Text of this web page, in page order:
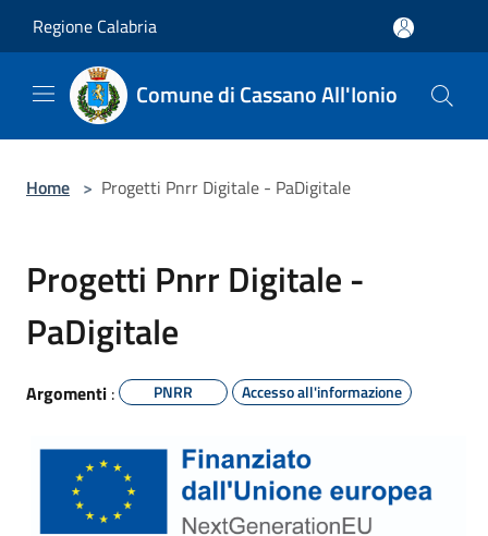
Regione Calabria
Comune di Cassano All'Ionio
Home > Progetti Pnrr Digitale - PaDigitale
Progetti Pnrr Digitale -
PaDigitale
Argomenti : PNRR Accesso all'informazione